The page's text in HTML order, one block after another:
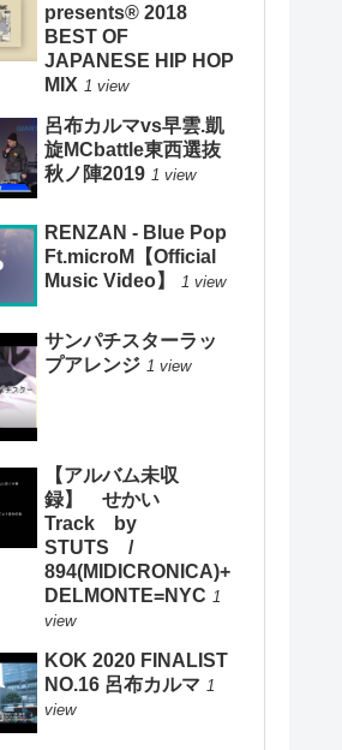
presents® 2018
BEST OF
JAPANESE HIP HOP
MIX 1 view
呂布カルマvs早雲.凱
旋MCbattle東西選抜
秋ノ陣2019 1 view
RENZAN - Blue Pop
Ft.microM【Official
Music Video】
1 view
サンパチスターラッ
プアレンジ 1 view
【アルバム未収
録】 せかい
Track by
STUTS /
894(MIDICRONICA)+
DELMONTE=NYC 1
view
KOK 2020 FINALIST
NO.16 呂布カルマ 1
view